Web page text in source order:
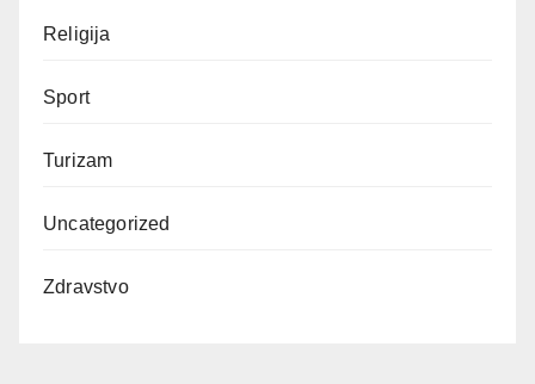
Religija
Sport
Turizam
Uncategorized
Zdravstvo